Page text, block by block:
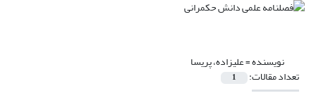
نویسنده =علیزاده، پریسا
تعداد مقالات: 1